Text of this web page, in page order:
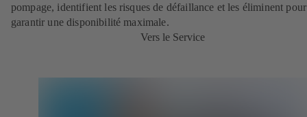
pompage, identifient les risques de défaillance et les éliminent pour
garantir une disponibilité maximale.
Vers le Service